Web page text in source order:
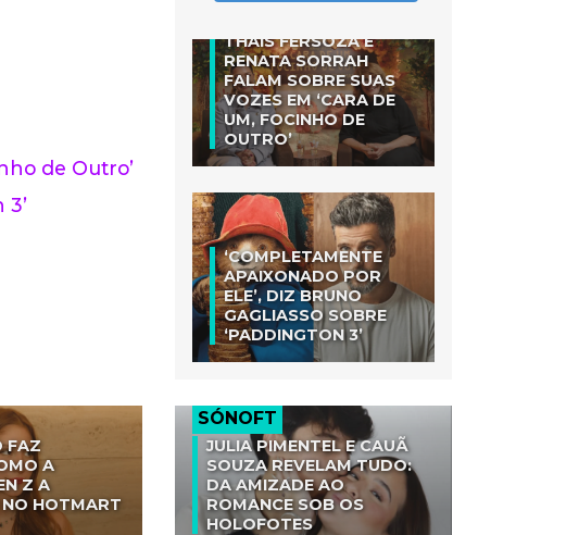
de Outro’
THAIS FERSOZA E
RENATA SORRAH
FALAM SOBRE SUAS
VOZES EM ‘CARA DE
UM, FOCINHO DE
OUTRO’
‘COMPLETAMENTE
APAIXONADO POR
ELE’, DIZ BRUNO
GAGLIASSO SOBRE
‘PADDINGTON 3’
FAZ
A
Z A
HOTMART
SÓNOFT
JULIA PIMENTEL E CAUÃ
SOUZA REVELAM TUDO:
DA AMIZADE AO
ROMANCE SOB OS
HOLOFOTES